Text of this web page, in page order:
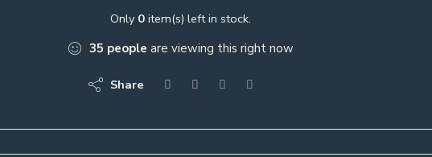
Only 0item(s) left in stock.
35 people are viewing this right now
Share